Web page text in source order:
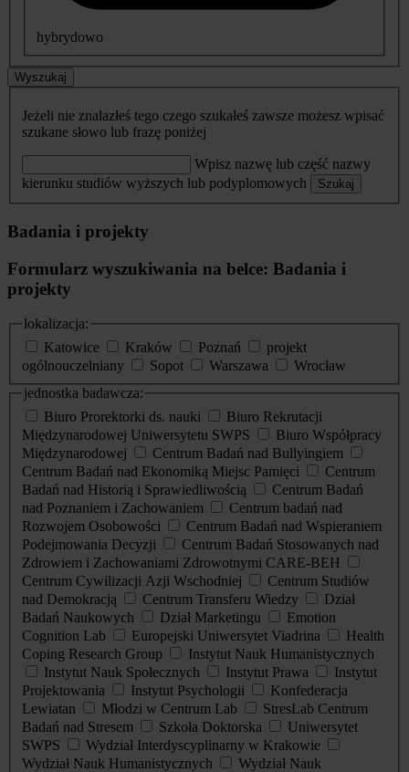
hybrydowo
Wyszukaj
Jeżeli nie znalazłeś tego czego szukałeś zawsze możesz wpisać
szukane słowo lub frazę poniżej
Wpisz nazwę lub część nazwy
kierunku studiów wyższych lub podyplomowych
Szukaj
Badania i projekty
Formularz wyszukiwania na belce: Badania i
projekty
lokalizacja:
Katowice
Kraków Poznań
projekt
ogólnouczelniany
Sopot Warszawa
Wrocław
jednostka badawcza:
Biuro Prorektorki ds. nauki
Biuro Rekrutacji
Międzynarodowej Uniwersytetu SWPS
Biuro Współpracy
Międzynarodowej
Centrum Badań nad Bullyingiem
Centrum Badań nad Ekonomiką Miejsc Pamięci
Centrum
Badań nad Historią i Sprawiedliwością
Centrum Badań
nad Poznaniem i Zachowaniem
Centrum badań nad
Rozwojem Osobowości
Centrum Badań nad Wspieraniem
Podejmowania Decyzji
Centrum Badań Stosowanych nad
Zdrowiem i Zachowaniami Zdrowotnymi CARE-BEH
Centrum Cywilizacji Azji Wschodniej
Centrum Studiów
nad Demokracją
Centrum Transferu Wiedzy
Dział
Badań Naukowych
Dział Marketingu
Emotion
Cognition Lab
Europejski Uniwersytet Viadrina
Health
Coping Research Group
Instytut Nauk Humanistycznych
Instytut Nauk Społecznych
Instytut Prawa
Instytut
Projektowania
Instytut Psychologii
Konfederacja
Lewiatan
Młodzi w Centrum Lab
StresLab Centrum
Badań nad Stresem
Szkoła Doktorska
Uniwersytet
SWPS
Wydział Interdyscyplinarny w Krakowie
Wydział Nauk Humanistycznych
Wydział Nauk